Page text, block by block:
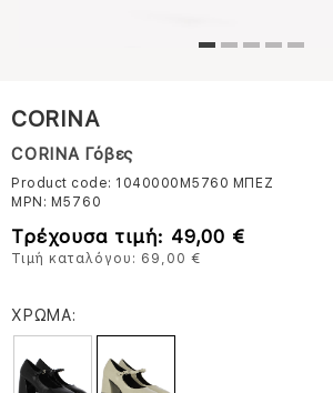
CORINA
CORINA Γόβες
Product code: 1040000M5760 ΜΠΕΖ
MPN: M5760
Τρέχουσα τιμή: 49,00 €
Τιμή καταλόγου: 69,00 €
ΧΡΩΜΑ: